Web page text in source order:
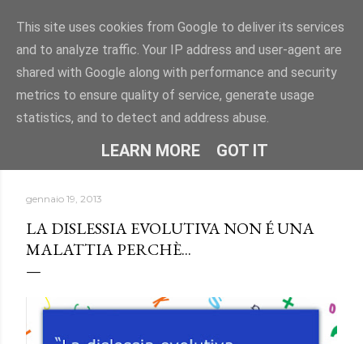
Passa ai contenuti principali
"DISLESSIA? IO TI CONOSCO" -
informazioni, approfondimenti e storie.
gennaio 19, 2013
LA DISLESSIA EVOLUTIVA NON É UNA
MALATTIA PERCHÈ...
This site uses cookies from Google to deliver its services
and to analyze traffic. Your IP address and user-agent are
shared with Google along with performance and security
metrics to ensure quality of service, generate usage
statistics, and to detect and address abuse.
LEARN MORE GOT IT